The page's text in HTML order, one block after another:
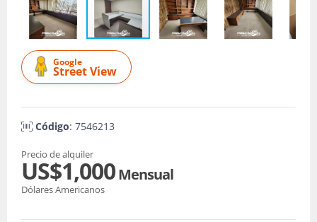
Google
Street View
Código: 7546213
Precio de alquiler
US$1,000Mensual
Dólares Americanos